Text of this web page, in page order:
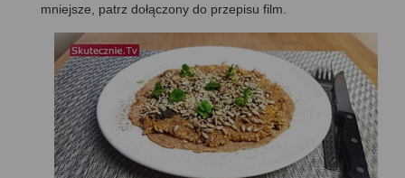
mniejsze, patrz dołączony do przepisu film.